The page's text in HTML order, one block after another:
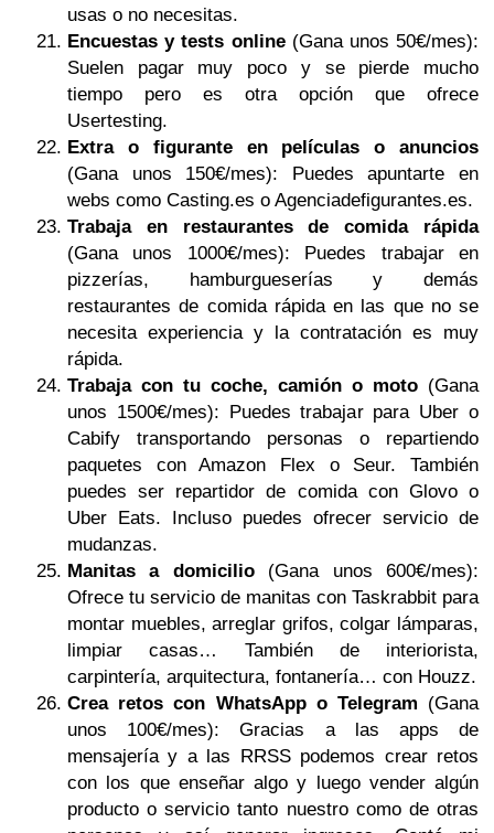
usas o no necesitas.
Encuestas y tests online(Gana unos 50€/mes):
Suelen pagar muy poco y se pierde mucho
tiempo pero es otra opción que ofrece
Usertesting.
Extra o figurante en películas o anuncios
(Gana unos 150€/mes): Puedes apuntarte en
webs como Casting.es o Agenciadefigurantes.es.
Trabaja en restaurantes de comida rápida
(Gana unos 1000€/mes): Puedes trabajar en
pizzerías, hamburgueserías y demás
restaurantes de comida rápida en las que no se
necesita experiencia y la contratación es muy
rápida.
Trabaja con tu coche, camión o moto (Gana
unos 1500€/mes): Puedes trabajar para Uber o
Cabify transportando personas o repartiendo
paquetes con Amazon Flex o Seur. También
puedes ser repartidor de comida con Glovo o
Uber Eats. Incluso puedes ofrecer servicio de
mudanzas.
Manitas a domicilio(Gana unos 600€/mes):
Ofrece tu servicio de manitas con Taskrabbit para
montar muebles, arreglar grifos, colgar lámparas,
limpiar casas… También de interiorista,
carpintería, arquitectura, fontanería… con Houzz.
Crea retos con WhatsApp o Telegram (Gana
unos 100€/mes): Gracias a las apps de
mensajería y a las RRSS podemos crear retos
con los que enseñar algo y luego vender algún
producto o servicio tanto nuestro como de otras